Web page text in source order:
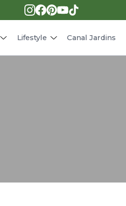
Lifestyle
Receitas
Canal Jardins